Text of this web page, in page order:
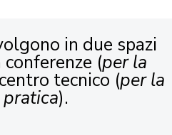
in due spazi
(per la
tecnico (per la
).